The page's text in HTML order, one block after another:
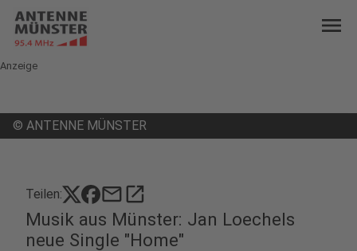
menu
Anzeige
© ANTENNE MÜNSTER
Teilen: mailopen_in_new
Musik aus Münster: Jan Loechels
neue Single "Home"